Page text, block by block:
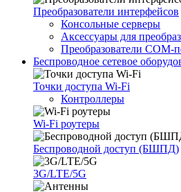
Преобразователи интерфейсов
Консольные серверы
Аксессуары для
Преобразователи COM-
Беспроводное сетевое
Точки доступа Wi-Fi
Контроллеры
Wi-Fi роутеры
Беспроводной доступ (БШПД)
3G/LTE/5G